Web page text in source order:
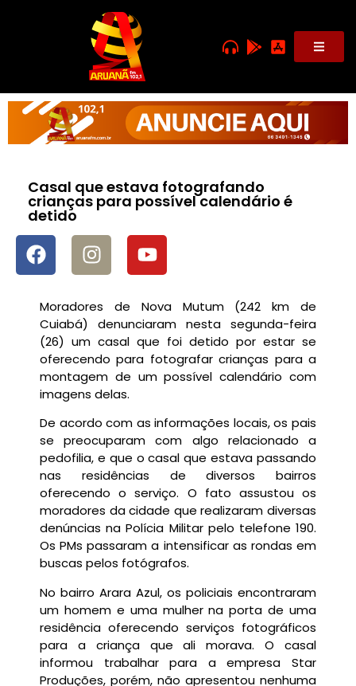
Casal que estava fotografando
crianças para possível calendário é
detido
Moradores de Nova Mutum (242 km de
Cuiabá) denunciaram nesta segunda-feira
(26) um casal que foi detido por estar se
oferecendo para fotografar crianças para a
montagem de um possível calendário com
imagens delas.
De acordo com as informações locais, os pais
se preocuparam com algo relacionado a
pedofilia, e que o casal que estava passando
nas residências de diversos bairros
oferecendo o serviço. O fato assustou os
moradores da cidade que realizaram diversas
denúncias na Polícia Militar pelo telefone 190.
Os PMs passaram a intensificar as rondas em
buscas pelos fotógrafos.
No bairro Arara Azul, os policiais encontraram
um homem e uma mulher na porta de uma
residência oferecendo serviços fotográficos
para a criança que ali morava. O casal
informou trabalhar para a empresa Star
Produções, porém, não apresentou nenhuma